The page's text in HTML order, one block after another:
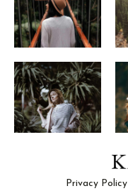
Privacy Policy